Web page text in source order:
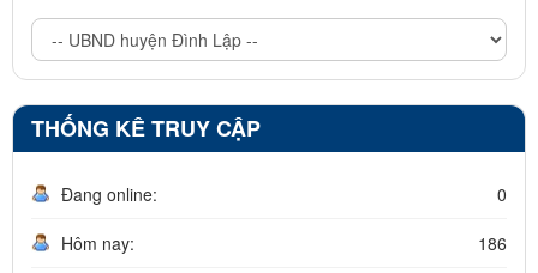
THỐNG KÊ TRUY CẬP
Đang online: 0
Hôm nay: 186